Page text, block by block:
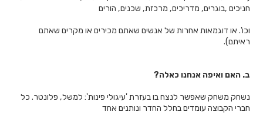
חניכים ,בוגרים, מדריכים, מרכזת, שכנים, הורים
וכו'. או דוגמאות אחרות של אנשים שאתם מכירים או מקרים שאתם
ראיתם).
ב. האם ואיפה אנחנו כאלה?
נשחק משחק שאפשר לנצח בו בעזרת 'עיגולי פינות': למשל, פלונטר. כל
חברי הקבוצה עומדים בחלל החדר ונותנים אחד